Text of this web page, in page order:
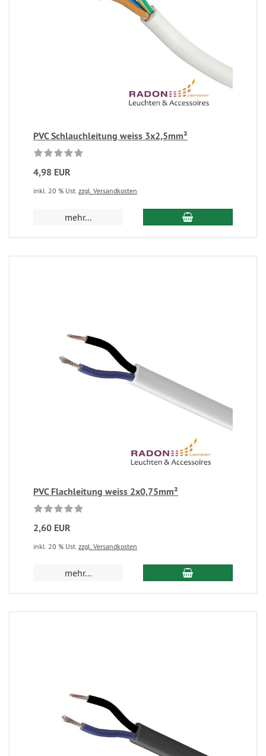
PVC Schlauchleitung weiss 3x2,5mm²
4,98 EUR
inkl. 20 % Ust. zzgl. Versandkosten
mehr...
PVC Flachleitung weiss 2x0,75mm²
2,60 EUR
inkl. 20 % Ust. zzgl. Versandkosten
mehr...